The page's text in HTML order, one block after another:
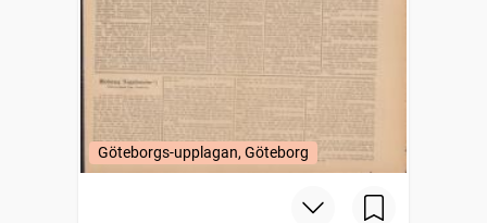
Göteborgs-upplagan, Göteborg